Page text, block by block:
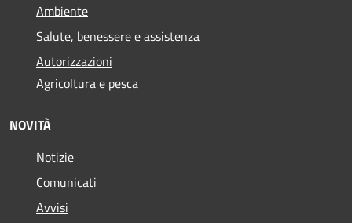
Ambiente
Salute, benessere e assistenza
Autorizzazioni
Agricoltura e pesca
NOVITÀ
Notizie
Comunicati
Avvisi